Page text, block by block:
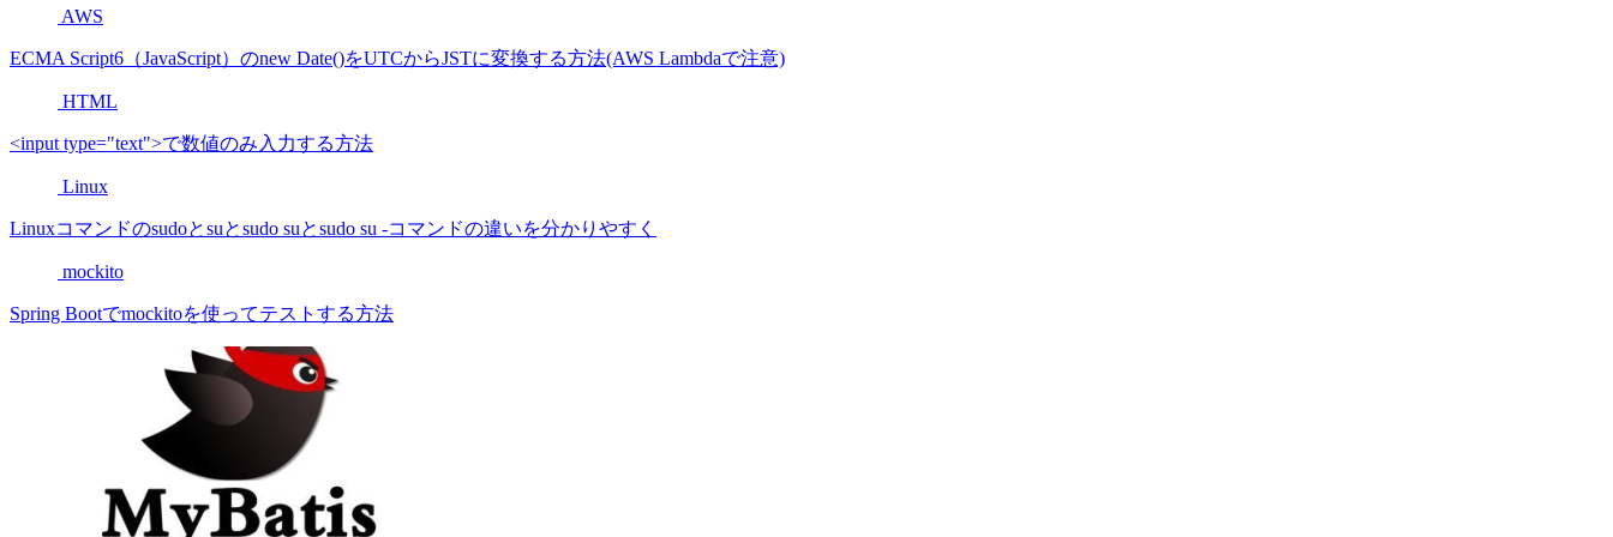
AWS
ECMA Script6（JavaScript）のnew Date()をUTCからJSTに変換する方法(AWS Lambdaで注意)
HTML
<input type="text">で数値のみ入力する方法
Linux
Linuxコマンドのsudoとsuとsudo suとsudo su -コマンドの違いを分かりやすく
mockito
Spring Bootでmockitoを使ってテストする方法